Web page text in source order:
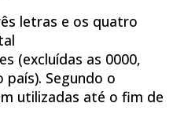
letras e os quatro
(excluídas as 0000,
Segundo o
utilizadas até o fim de